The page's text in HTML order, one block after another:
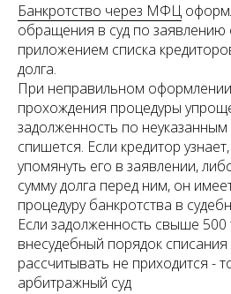
Банкротство через МФЦ
обращения в суд по заявлению
приложением списка
долга.
При неправильном
прохождения процедуры
задолженность по
спишется. Если кредитор
упомянуть его в заявлении,
сумму долга перед ним, он
процедуру банкротства в
Если задолженность свыше 500
внесудебный порядок
рассчитывать не приходится -
арбитражный суд